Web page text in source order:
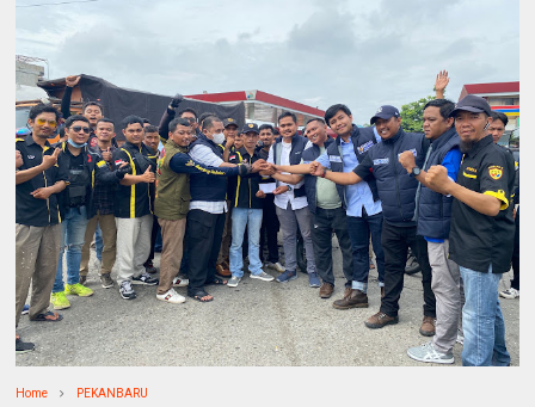
Home PEKANBARU